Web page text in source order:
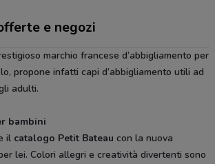
e negozi
marchio francese d’abbigliamento per
propone infatti capi d’abbigliamento utili ad
adulti.
bambini
il catalogo Petit Bateau con la nuova
lei. Colori allegri e creatività divertenti sono